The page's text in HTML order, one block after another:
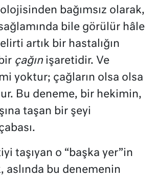
bağımsız olarak,
bile görülür hâle
artık bir hastalığın
çağın işaretidir. Ve
yoktur; çağların olsa olsa
Bu deneme, bir hekimin,
taşan bir şeyi
taşıyan o “başka yer”in
aslında bu denemenin